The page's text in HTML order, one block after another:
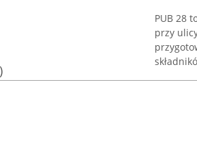
PUB 28
przy